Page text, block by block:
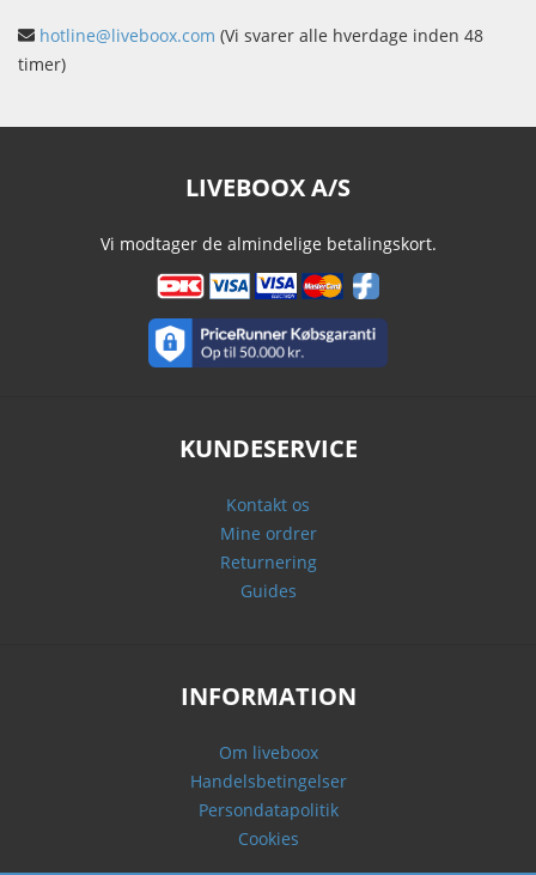
hotline@liveboox.com (Vi svarer alle hverdage inden 48
timer)
LIVEBOOX A/S
Vi modtager de almindelige betalingskort.
KUNDESERVICE
Kontakt os
Mine ordrer
Returnering
Guides
INFORMATION
Om liveboox
Handelsbetingelser
Persondatapolitik
Cookies